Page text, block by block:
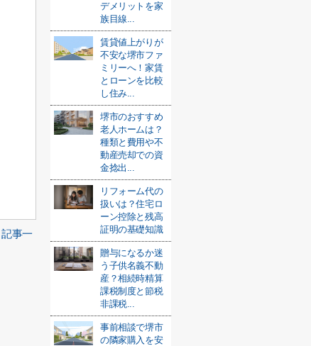
記事一
デメリットを家
族目線...
賃貸値上がりが
不安な堺市ファ
ミリーへ！家賃
とローンを比較
し住み...
堺市のおすすめ
老人ホームは？
種類と費用や不
動産売却での資
金捻出...
リフォーム代の
扱いは？住宅ロ
ーン控除と残高
証明の基礎知識
贈与になるか迷
う子供名義不動
産？相続時精算
課税制度と節税
非課税...
事前相談で堺市
の隣家購入を安